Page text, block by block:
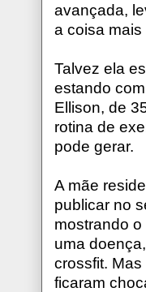
avançada,
a coisa
Talvez ela
estando
Ellison, de
rotina de
pode gerar.
A mãe
publicar no
mostrando
uma
crossfit.
ficaram